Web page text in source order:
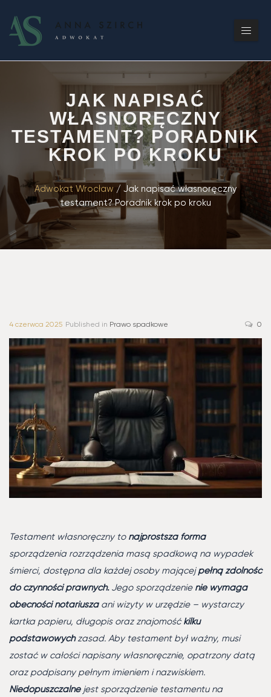
JAK NAPISAĆ
WŁASNORĘCZNY
TESTAMENT? PORADNIK
KROK PO KROKU
Adwokat Wrocław / Jak napisać własnoręczny
testament? Poradnik krok po kroku
4 czerwca 2025 Published in Prawo spadkowe 0
Testament własnoręczny to najprostsza forma
sporządzenia rozrządzenia masą spadkową na wypadek
śmierci, dostępna dla każdej osoby mającejpełną zdolność
do czynności prawnych. Jego sporządzenie nie wymaga
obecności notariuszaani wizyty w urzędzie – wystarczy
kartka papieru, długopis oraz znajomość kilku
podstawowychzasad. Aby testament był ważny, musi
zostać w całości napisany własnoręcznie, opatrzony datą
oraz podpisany pełnym imieniem i nazwiskiem.
Niedopuszczalnejest sporządzenie testamentu na